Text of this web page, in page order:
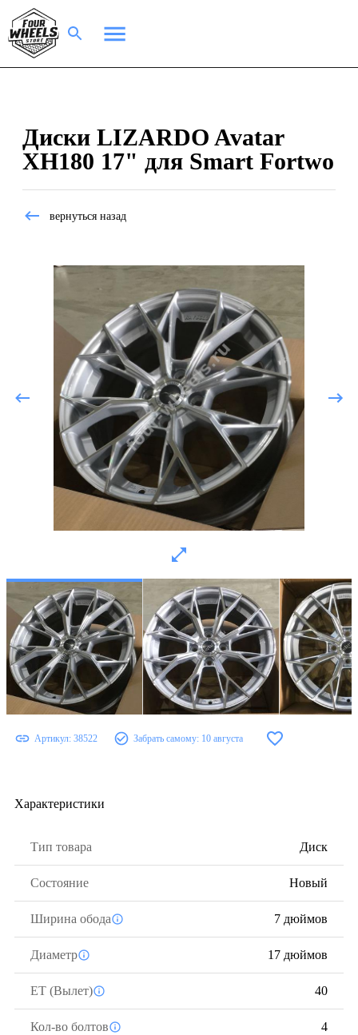
Диски LIZARDO Avatar
XH180 17" для Smart Fortwo
вернуться назад
Артикул: 38522 Забрать самому: 10 августа
Характеристики
Тип товара Диск
Состояние Новый
Ширина обода 7 дюймов
Диаметр 17 дюймов
ЕТ (Вылет) 40
Кол-во болтов 4